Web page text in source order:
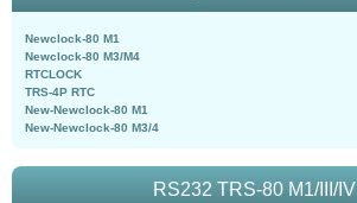
Newclock-80 M1
Newclock-80 M3/M4
RTCLOCK
TRS-4P RTC
New-Newclock-80 M1
New-Newclock-80 M3/4
RS232 TRS-80 M1/III/IV